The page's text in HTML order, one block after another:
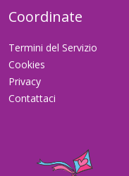
Coordinate
Termini del Servizio
Cookies
Privacy
Contattaci